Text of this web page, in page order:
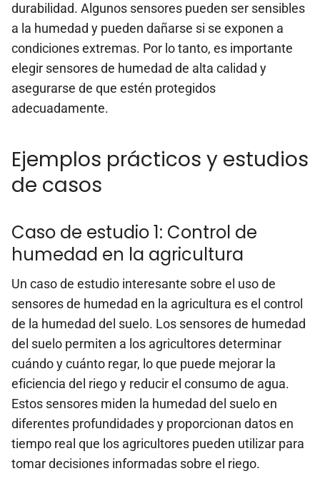
durabilidad. Algunos sensores pueden ser sensibles
a la humedad y pueden dañarse si se exponen a
condiciones extremas. Por lo tanto, es importante
elegir sensores de humedad de alta calidad y
asegurarse de que estén protegidos
adecuadamente.
Ejemplos prácticos y estudios
de casos
Caso de estudio 1: Control de
humedad en la agricultura
Un caso de estudio interesante sobre el uso de
sensores de humedad en la agricultura es el control
de la humedad del suelo. Los sensores de humedad
del suelo permiten a los agricultores determinar
cuándo y cuánto regar, lo que puede mejorar la
eficiencia del riego y reducir el consumo de agua.
Estos sensores miden la humedad del suelo en
diferentes profundidades y proporcionan datos en
tiempo real que los agricultores pueden utilizar para
tomar decisiones informadas sobre el riego.